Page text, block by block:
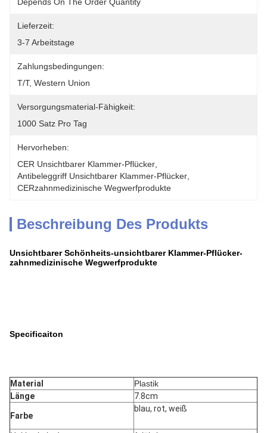
Lieferzeit:
3-7 Arbeitstage
Zahlungsbedingungen:
T/T, Western Union
Versorgungsmaterial-Fähigkeit:
1000 Satz Pro Tag
Hervorheben:
CER Unsichtbarer Klammer-Pflücker
Antibeleggriff Unsichtbarer Klammer-Pflücker
CERzahnmedizinische Wegwerfprodukte
Beschreibung Des Produkts
Unsichtbarer Schönheits-unsichtbarer Klammer-Pflücker-
zahnmedizinische Wegwerfprodukte
Specificaiton
Material
Plastik
Länge
7.8cm
Farbe
blau, rot, weiß